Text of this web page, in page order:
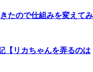
たので仕組みを変えてみ
リカちゃんを弄るのは